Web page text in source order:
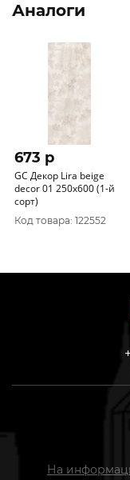
Аналоги
673 p
GC Декор Lira beige
decor 01 250х600 (1-й
сорт)
Код товара: 122552
На